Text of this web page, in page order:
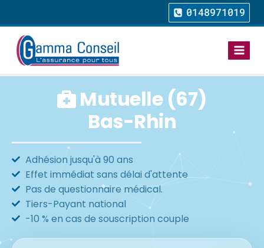
0148971019
Mutuelle (67)
Bas-Rhin
Adhésion jusqu'à 90 ans
Effet immédiat sans délai d'attente
Pas de questionnaire médical.
Tiers-Payant national
-10 % en cas de souscription couple